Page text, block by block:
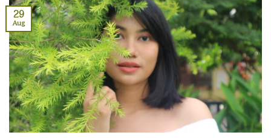
29
Aug